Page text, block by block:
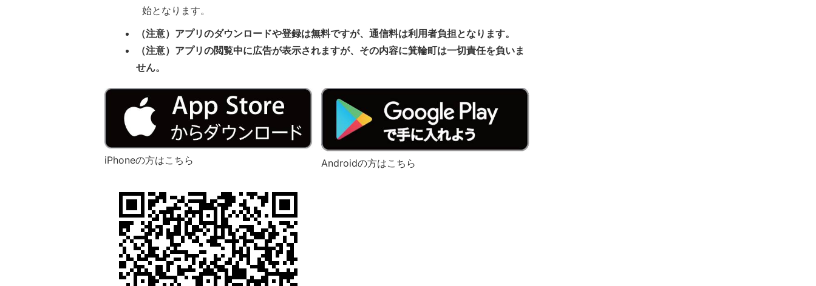
始となります。
（注意）アプリのダウンロードや登録は無料ですが、通信料は利用者負担となります。
（注意）アプリの閲覧中に広告が表示されますが、その内容に箕輪町は一切責任を負いま
せん。
iPhoneの方はこちら Androidの方はこちら